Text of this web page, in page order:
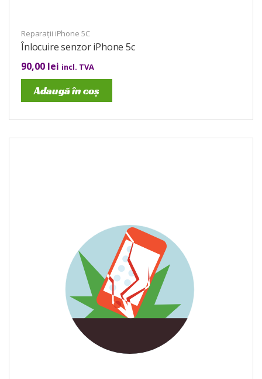
Reparații iPhone 5C
Înlocuire senzor iPhone 5c
90,00 lei incl. TVA
Adaugă în coș